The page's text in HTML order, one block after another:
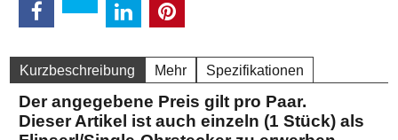
Kurzbeschreibung Mehr Spezifikationen
Der angegebene Preis gilt pro Paar.
Dieser Artikel ist auch einzeln (1 Stück) als